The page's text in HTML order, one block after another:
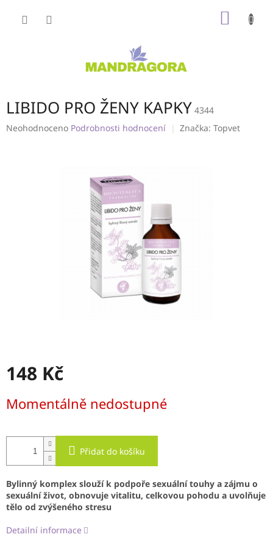
LIBIDO PRO ŽENY KAPKY 4344
Průměrné
Neohodnoceno Podrobnosti hodnocení Značka: Topvet
148 Kč
cena:
Momentálně nedostupné
Přidat do košíku
Bylinný komplex slouží k podpoře sexuální touhy a zájmu o
sexuální život, obnovuje vitalitu, celkovou pohodu a uvolňuje
tělo od zvýšeného stresu
Detailní informace